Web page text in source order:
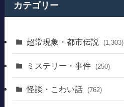
カテゴリー
超常現象・都市伝説 (1,303)
ミステリー・事件 (250)
怪談・こわい話 (762)